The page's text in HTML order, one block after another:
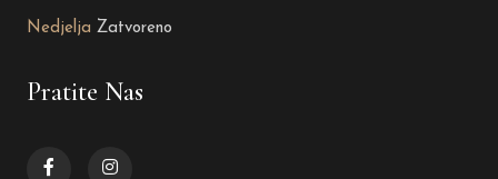
Nedjelja Zatvoreno
Pratite Nas